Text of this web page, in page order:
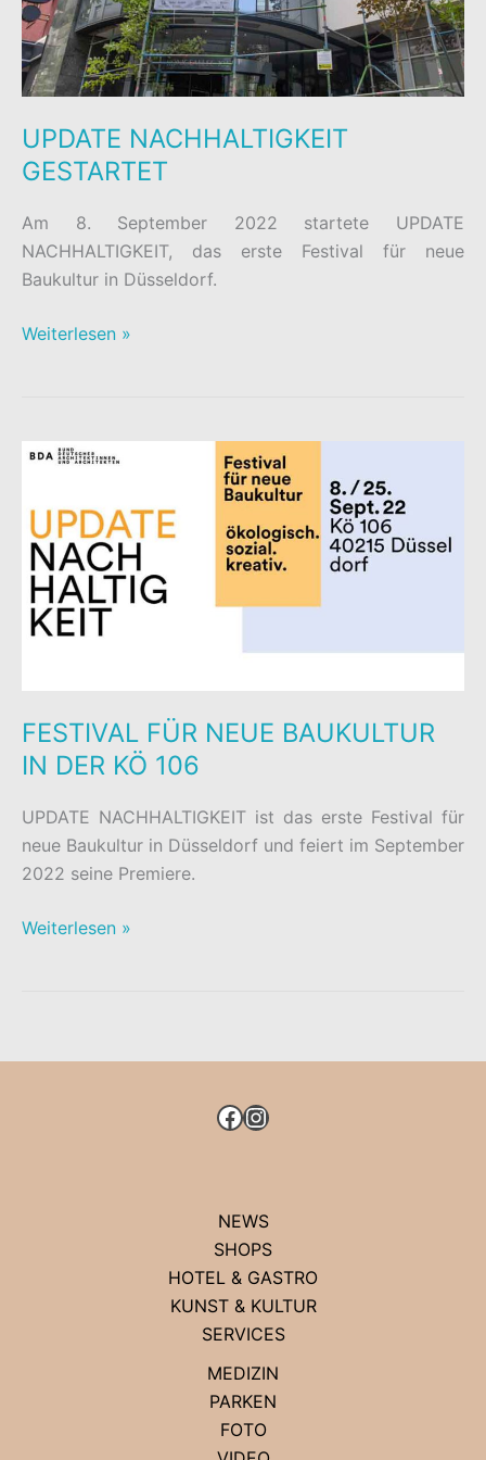
UPDATE NACHHALTIGKEIT
GESTARTET
Am 8. September 2022 startete UPDATE
NACHHALTIGKEIT, das erste Festival für neue
Baukultur in Düsseldorf.
UPDATE
Weiterlesen »
FESTIVAL FÜR NEUE BAUKULTUR
IN DER KÖ 106
UPDATE NACHHALTIGKEIT ist das erste Festival für
neue Baukultur in Düsseldorf und feiert im September
2022 seine Premiere.
FESTIVAL
DER
Weiterlesen »
FACEBOOK
INSTAGRAM
NEWS
SHOPS
HOTEL & GASTRO
KUNST & KULTUR
SERVICES
MEDIZIN
PARKEN
FOTO